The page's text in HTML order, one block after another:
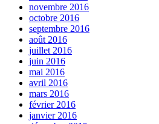
novembre 2016
octobre 2016
septembre 2016
août 2016
juillet 2016
juin 2016
mai 2016
avril 2016
mars 2016
février 2016
janvier 2016